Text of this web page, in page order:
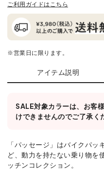
ご利用ガイドはこちら
※営業日に限ります。
アイテム説明
SALE対象カラーは、お客
けできませんのでご了承く
「パッセージ」はバイクパ
ど、動力を持たない乗り物を
ッチンコレクション。